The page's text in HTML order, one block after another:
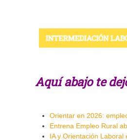
Aquí abajo te
Orientar en 2026:
Entrena Empleo Rural
IA y Orientación